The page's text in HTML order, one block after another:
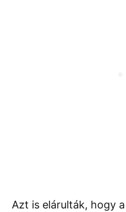
Azt is elárulták, hogy